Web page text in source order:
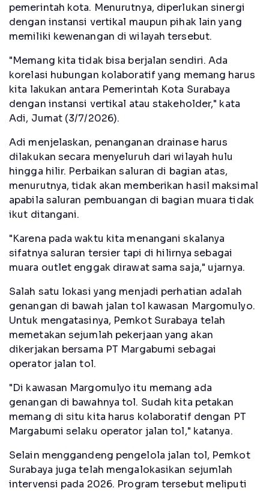
pemerintah kota. Menurutnya, diperlukan sinergi
dengan instansi vertikal maupun pihak lain yang
memiliki kewenangan di wilayah tersebut.
"Memang kita tidak bisa berjalan sendiri. Ada
korelasi hubungan kolaboratif yang memang harus
kita lakukan antara Pemerintah Kota Surabaya
dengan instansi vertikal atau stakeholder," kata
Adi, Jumat (3/7/2026).
Adi menjelaskan, penanganan drainase harus
dilakukan secara menyeluruh dari wilayah hulu
hingga hilir. Perbaikan saluran di bagian atas,
menurutnya, tidak akan memberikan hasil maksimal
apabila saluran pembuangan di bagian muara tidak
ikut ditangani.
"Karena pada waktu kita menangani skalanya
sifatnya saluran tersier tapi di hilirnya sebagai
muara outlet enggak dirawat sama saja," ujarnya.
Salah satu lokasi yang menjadi perhatian adalah
genangan di bawah jalan tol kawasan Margomulyo.
Untuk mengatasinya, Pemkot Surabaya telah
memetakan sejumlah pekerjaan yang akan
dikerjakan bersama PT Margabumi sebagai
operator jalan tol.
"Di kawasan Margomulyo itu memang ada
genangan di bawahnya tol. Sudah kita petakan
memang di situ kita harus kolaboratif dengan PT
Margabumi selaku operator jalan tol," katanya.
Selain menggandeng pengelola jalan tol, Pemkot
Surabaya juga telah mengalokasikan sejumlah
intervensi pada 2026. Program tersebut meliputi